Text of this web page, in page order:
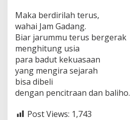
Maka berdirilah terus,
wahai Jam Gadang.
Biar jarummu terus bergerak
menghitung usia
para badut kekuasaan
yang mengira sejarah
bisa dibeli
dengan pencitraan dan baliho.
Post Views: 1,743